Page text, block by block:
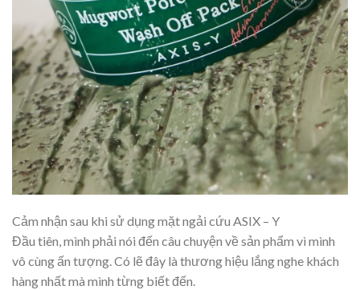
Cảm nhận sau khi sử dụng mặt ngải cứu ASIX – Y
Đầu tiên, mình phải nói đến câu chuyện về sản phẩm vì mình
vô cùng ấn tượng. Có lẽ đây là thương hiệu lắng nghe khách
hàng nhất mà mình từng biết đến.